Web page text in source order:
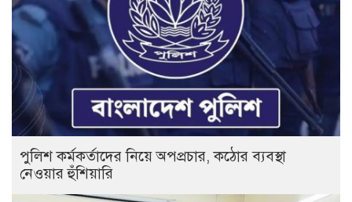
পুলিশ কর্মকর্তাদের নিয়ে অপপ্রচার, কঠোর ব্যবস্থা
নেওয়ার হুঁশিয়ারি